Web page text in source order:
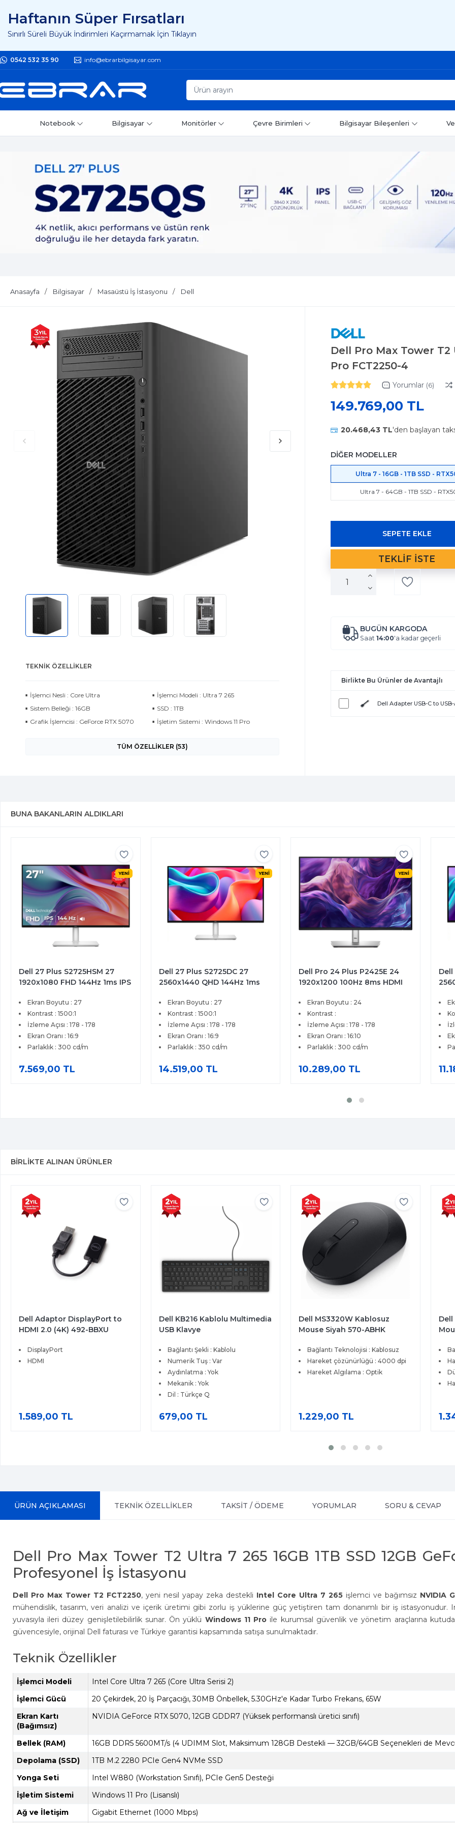
Haftanın Süper Fırsatları
Sınırlı Süreli Büyük İndirimleri Kaçırmamak İçin Tıklayın
0542 532 35 90 info@ebrarbilgisayar.com
Notebook Bilgisayar Monitörler Çevre Birimleri Bilgisayar Bileşenleri
Anasayfa Bilgisayar Masaüstü İş İstasyonu Dell
TEKNIK ÖZELLIKLER
İşlemci Nesli : Core Ultra
İşlemci Modeli : Ultra 7 265
Sistem Belleği : 16GB
SSD : 1TB
Grafik İşlemcisi : GeForce RTX 5070
İşletim Sistemi : Windows 11 Pro
TÜM ÖZELLİKLER (53)
Dell Pro Max Tower T2
Pro FCT2250-4
Yorumlar (6)
149.769,00 TL
20.468,43 TL'den başlayan
DİĞER MODELLER
Ultra 7 - 16GB - 1TB SSD -
Ultra 7 - 64GB - 1TB SSD -
BUGÜN KARGODA
Saat 14:00'a kadar geçerli
Birlikte Bu Ürünler de Avantajlı
Dell Adapter USB-C to
BUNA BAKANLARIN ALDIKLARI
YENİ
Dell 27 Plus S2725HSM 27
1920x1080 FHD 144Hz 1ms IPS
Pivot Monitor
Ekran Boyutu : 27
Kontrast : 1500:1
İzleme Açısı : 178 - 178
Ekran Oranı : 16:9
Parlaklık : 300 cd/m
7.569,00 TL
YENİ
Dell 27 Plus S2725DC 27
2560x1440 QHD 144Hz 1ms
Pivot Premium IPS Monitör
Ekran Boyutu : 27
Kontrast : 1500:1
İzleme Açısı : 178 - 178
Ekran Oranı : 16:9
Parlaklık : 350 cd/m
14.519,00 TL
YENİ
Dell Pro 24 Plus P2425E 24
1920x1200 100Hz 8ms HDMI
Ekran Boyutu : 24
Kontrast :
İzleme Açısı : 178 - 178
Ekran Oranı : 16:10
Parlaklık : 300 cd/m
10.289,00 TL
Dell
BIRLIKTE ALINAN ÜRÜNLER
Dell Adaptor DisplayPort to
HDMI 2.0 (4K) 492-BBXU
DisplayPort
HDMI
1.589,00 TL
Dell KB216 Kablolu Multimedia
USB Klavye
Bağlantı Şekli : Kablolu
Numerik Tuş : Var
Aydınlatma : Yok
Mekanik : Yok
Dil : Türkçe Q
679,00 TL
Dell MS3320W Kablosuz
Mouse Siyah 570-ABHK
Bağlantı Teknolojisi : Kablosuz
Hareket çözünürlüğü : 4000 dpi
Hareket Algılama : Optik
1.229,00 TL
Dell
ÜRÜN AÇIKLAMASI TEKNİK ÖZELLİKLER TAKSİT / ÖDEME YORUMLAR SORU & CEVAP
Dell Pro Max Tower T2 Ultra 7 265 16GB 1TB SSD 12GB
Profesyonel İş İstasyonu
Dell Pro Max Tower T2 FCT2250, yeni nesil yapay zeka destekli Intel Core Ultra 7 265 işlemci ve bağımsız NVIDIA
mühendislik, tasarım, veri analizi ve içerik üretimi gibi zorlu iş yüklerine güç yetiştiren tam donanımlı bir iş
yuvasıyla ileri düzey genişletilebilirlik sunar. Ön yüklü Windows 11 Pro ile kurumsal güvenlik ve yönetim araçlarına
güvencesiyle, orijinal Dell faturası ve Türkiye garantisi kapsamında satışa sunulmaktadır.
Teknik Özellikler
İşlemci Modeli
Intel Core Ultra 7 265 (Core Ultra Serisi 2)
İşlemci Gücü
20 Çekirdek, 20 İş Parçacığı, 30MB Önbellek, 5.30GHz'e Kadar Turbo Frekans, 65W
Ekran Kartı
(Bağımsız)
NVIDIA GeForce RTX 5070, 12GB GDDR7 (Yüksek performanslı üretici sınıfı)
Bellek (RAM)
16GB DDR5 5600MT/s (4 UDIMM Slot, Maksimum 128GB Destekli — 32GB/64GB Seçenekleri de
Depolama (SSD)
1TB M.2 2280 PCIe Gen4 NVMe SSD
Yonga Seti
Intel W880 (Workstation Sınıfı), PCIe Gen5 Desteği
İşletim Sistemi
Windows 11 Pro (Lisanslı)
Ağ ve İletişim
Gigabit Ethernet (1000 Mbps)